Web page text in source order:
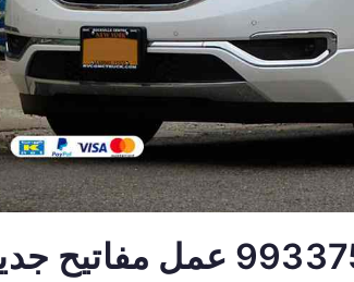
مفاتيح سيارات جمس اكاديا 99337565 عمل